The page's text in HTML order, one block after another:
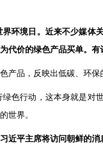
界环境日。近来不少媒
代价的绿色产品买单。
产品，反映出低碳、环
色行动，这本身就是对
世界。
近平主席将访问朝鲜的